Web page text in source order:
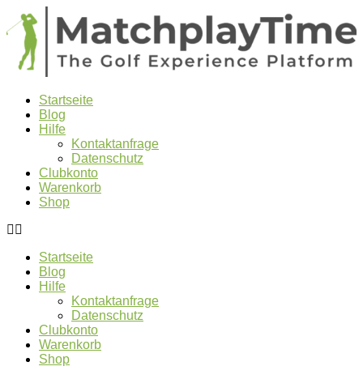
Startseite
Blog
Hilfe
Kontaktanfrage
Datenschutz
Clubkonto
Warenkorb
Shop
Startseite
Blog
Hilfe
Kontaktanfrage
Datenschutz
Clubkonto
Warenkorb
Shop